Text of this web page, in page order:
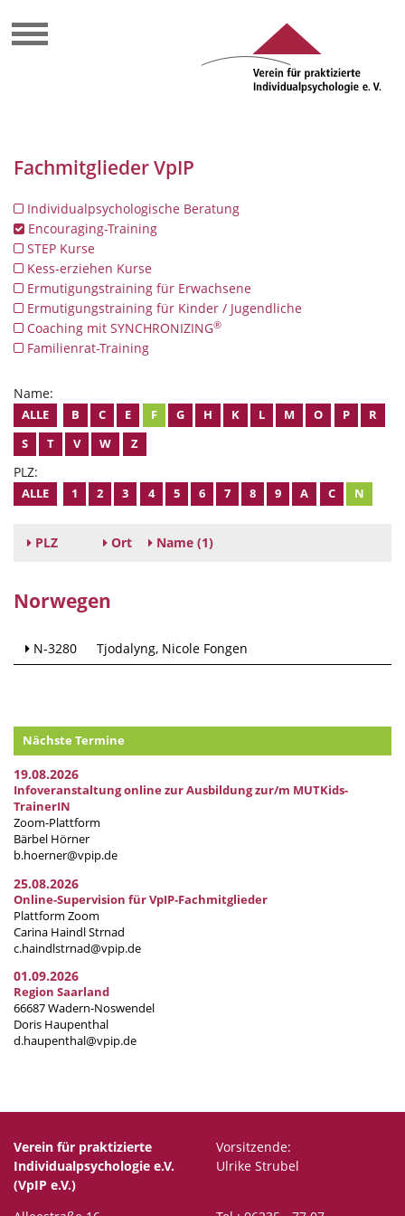
Fachmitglieder VpIP
Individualpsychologische Beratung
Encouraging-Training
STEP Kurse
Kess-erziehen Kurse
Ermutigungstraining für Erwachsene
Ermutigungstraining für Kinder / Jugendliche
Coaching mit SYNCHRONIZING®
Familienrat-Training
Name:
ALLE B C E F G H K L M O P
R
S
T V W Z
PLZ:
ALLE 1 2 3 4 5 6 7 8 9 A C N
PLZ Ort Name (1)
Norwegen
N-3280 Tjodalyng Nicole Fongen
Nächste Termine
19.08.2026
Infoveranstaltung online zur Ausbildung zur/m MUTKids-
TrainerIN
Zoom-Plattform
Bärbel Hörner
b.hoerner@vpip.de
25.08.2026
Online-Supervision für VpIP-Fachmitglieder
Plattform Zoom
Carina Haindl Strnad
c.haindlstrnad@vpip.de
01.09.2026
Region Saarland
66687 Wadern-Noswendel
Doris Haupenthal
d.haupenthal@vpip.de
Verein für praktizierte
Individualpsychologie e.V.
(VpIP e.V.)
Vorsitzende:
Ulrike Strubel